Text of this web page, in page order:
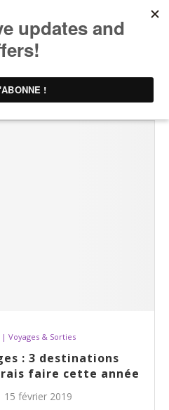
tagged with "loire en famille"
EN FAMILLE
| Voyages & Sorties
: 3 destinations
faire cette année
15 février 2019